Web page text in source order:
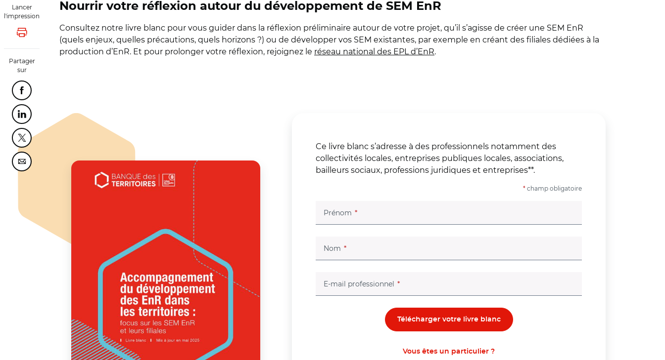
Lancer
l'impression
Lancer l'impression
Partager
sur
Partager cette page sur Facebook
Partager cette page sur Linkedin
Partager cette page sur Twitter
Partager cette page sur Courriel
Nourrir votre réflexion autour du développement de SEM EnR
Consultez notre livre blanc pour vous guider dans la réflexion préliminaire autour de votre projet, qu’il s’agisse de créer une SEM EnR
(quels enjeux, quelles précautions, quels horizons ?) ou de développer vos SEM existantes, par exemple en créant des filiales dédiées à la
production d’EnR. Et pour prolonger votre réflexion, rejoignez le réseau national des EPL d’EnR.
Ce livre blanc s’adresse à des professionnels notamment des
collectivités locales, entreprises publiques locales, associations,
bailleurs sociaux, professions juridiques et entreprises**.
* champ obligatoire
Prénom (champ obligatoire)
Nom (champ obligatoire)
E-mail professionnel (champ obligatoire)
Vous êtes un particulier ?